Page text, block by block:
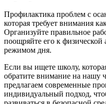
Профилактика проблем с
которая требует внимания
Организуйте правильное
поощряйте его к физической
режимом дня.
Если вы ищете школу,
обратите внимание на
предлагаем современные
индивидуальный подход,